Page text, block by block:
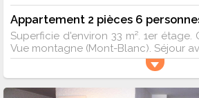
Appartement 2 pièces 6
Superficie d'environ 33 m². 1er étage.
Vue montagne (Mont-Blanc). Séjour